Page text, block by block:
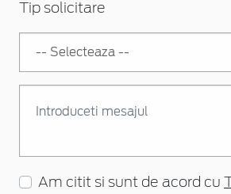
Tip solicitare
Am citit si sunt de acord cu